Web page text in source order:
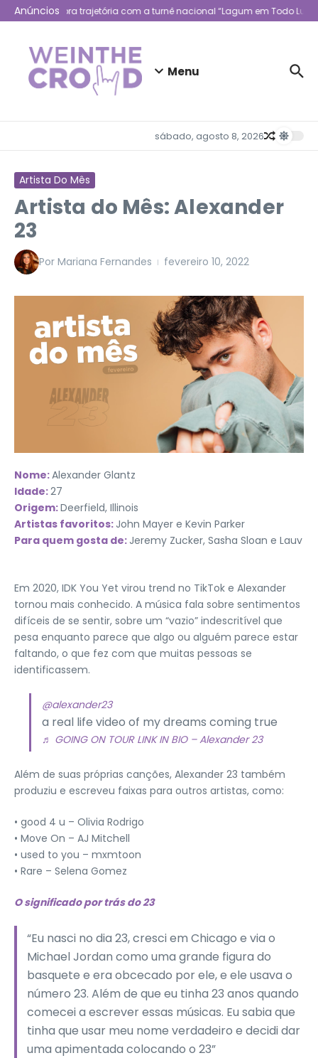
Ir para o conteúdo
Anúncios
Lagum celebra trajetória com a turnê nacional “Lagum em Todo
Menu
sábado, agosto 8, 2026
Artista Do Mês
Artista do Mês: Alexander
23
Por Mariana Fernandes fevereiro 10, 2022
Nome:Alexander Glantz
Idade:27
Origem:Deerfield, Illinois
Artistas favoritos: John Mayer e Kevin Parker
Para quem gosta de: Jeremy Zucker, Sasha Sloan e Lauv
Em 2020, IDK You Yet virou trend no TikTok e Alexander
tornou mais conhecido. A música fala sobre sentimentos
difíceis de se sentir, sobre um “vazio” indescritível que
pesa enquanto parece que algo ou alguém parece estar
faltando, o que fez com que muitas pessoas se
identificassem.
@alexander23
a real life video of my dreams coming true
♬ GOING ON TOUR LINK IN BIO – Alexander 23
Além de suas próprias canções, Alexander 23 também
produziu e escreveu faixas para outros artistas, como:
• good 4 u – Olivia Rodrigo
• Move On – AJ Mitchell
• used to you – mxmtoon
• Rare – Selena Gomez
O significado por trás do 23
“Eu nasci no dia 23, cresci em Chicago e via o
Michael Jordan como uma grande figura do
basquete e era obcecado por ele, e ele usava o
número 23. Além de que eu tinha 23 anos quando
comecei a escrever essas músicas. Eu sabia que
tinha que usar meu nome verdadeiro e decidi dar
uma apimentada colocando o 23”